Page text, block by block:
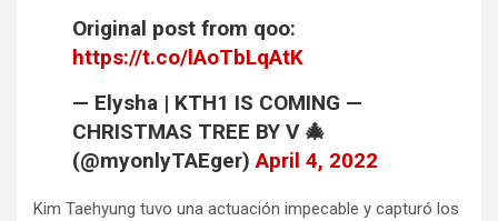
Original post from qoo:
https://t.co/lAoTbLqAtK
— Elysha | KTH1 IS COMING —
CHRISTMAS TREE BY V 🎄
(@myonlyTAEger)April 4, 2022
Kim Taehyung tuvo una actuación impecable y capturó los